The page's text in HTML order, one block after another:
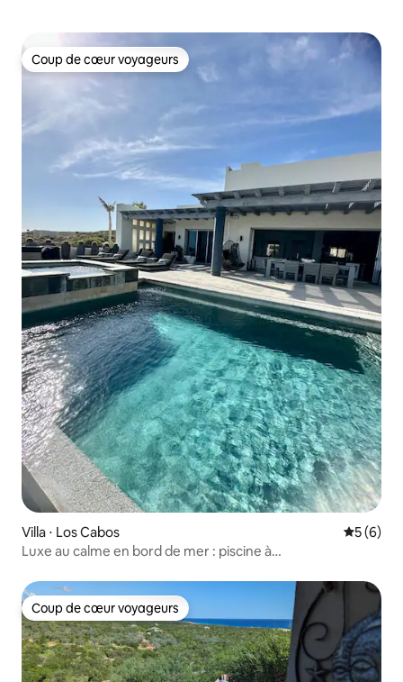
Coup de cœur voyageurs
Coup de cœur voyageurs
Villa ⋅ Los Cabos
5 (6)
Luxe au calme en bord de mer : piscine à
Coup de cœur voyageurs
Coup de cœur voyageurs